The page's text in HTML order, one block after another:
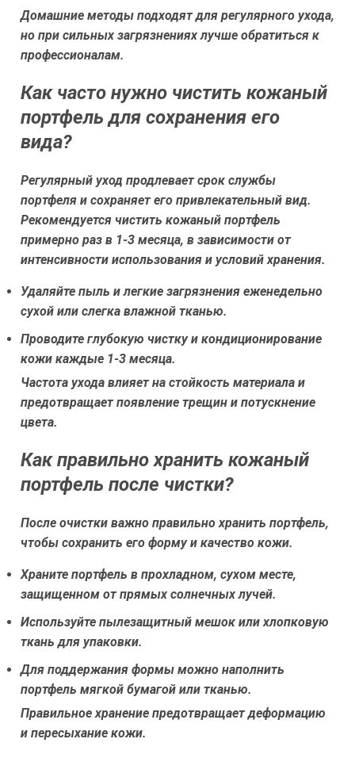
Домашние методы подходят для регулярного ухода,
но при сильных загрязнениях лучше обратиться к
профессионалам.
Как часто нужно чистить кожаный
портфель для сохранения его
вида?
Регулярный уход продлевает срок службы
портфеля и сохраняет его привлекательный вид.
Рекомендуется чистить кожаный портфель
примерно раз в 1-3 месяца, в зависимости от
интенсивности использования и условий хранения.
Удаляйте пыль и легкие загрязнения еженедельно
сухой или слегка влажной тканью.
Проводите глубокую чистку и кондиционирование
кожи каждые 1-3 месяца.
Частота ухода влияет на стойкость материала и
предотвращает появление трещин и потускнение
цвета.
Как правильно хранить кожаный
портфель после чистки?
После очистки важно правильно хранить портфель,
чтобы сохранить его форму и качество кожи.
Храните портфель в прохладном, сухом месте,
защищенном от прямых солнечных лучей.
Используйте пылезащитный мешок или хлопковую
ткань для упаковки.
Для поддержания формы можно наполнить
портфель мягкой бумагой или тканью.
Правильное хранение предотвращает деформацию
и пересыхание кожи.